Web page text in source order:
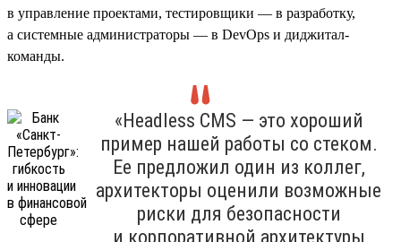
в управление проектами, тестировщики — в разработку,
а системные администраторы — в DevOps и диджитал-
команды.
«Headless CMS — это хороший
пример нашей работы со стеком.
Ее предложил один из коллег,
архитекторы оценили возможные
риски для безопасности
и корпоративной архитектуры